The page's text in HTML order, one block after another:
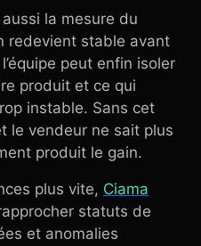
la mesure du
redevient stable avant
peut enfin isoler
produit et ce qui
instable. Sans cet
le vendeur ne sait plus
produit le gain.
plus vite, Ciama
statuts de
et anomalies